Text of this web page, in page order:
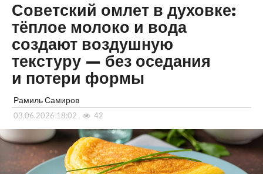
Советский омлет в духовке:
тёплое молоко и вода
создают воздушную
текстуру — без оседания
и потери формы
Рамиль Самиров
03.06.2026 18:02 42